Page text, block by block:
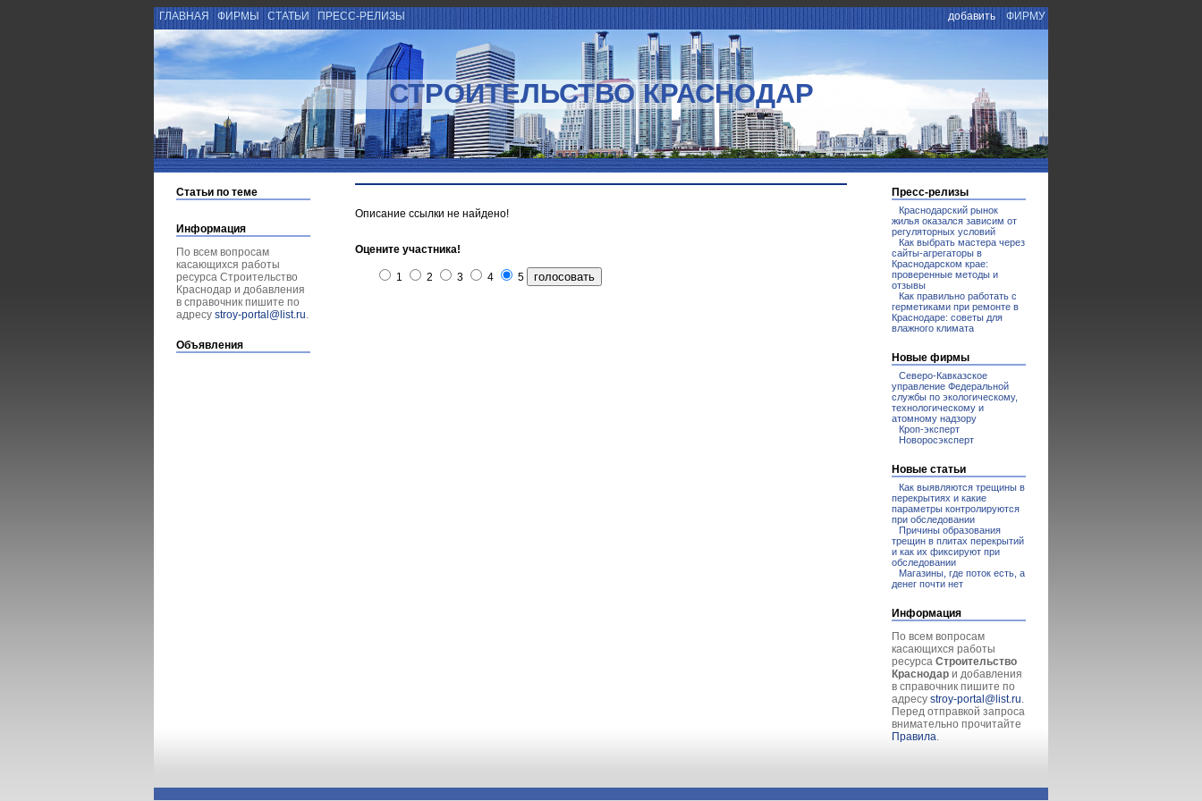
ГЛАВНАЯ ФИРМЫ СТАТЬИ ПРЕСС-РЕЛИЗЫ добавить ФИРМУ
СТРОИТЕЛЬСТВО КРАСНОДАР
Статьи по теме
Информация
По всем вопросам
касающихся работы
ресурса Строительство
Краснодар и добавления
в справочник пишите по
адресу stroy-portal@list.ru.
Объявления
Описание ссылки не найдено!
Оцените участника!
1 2 3 4 5
Пресс-релизы
Краснодарский рынок
жилья оказался зависим от
регуляторных условий
Как выбрать мастера через
сайты-агрегаторы в
Краснодарском крае:
проверенные методы и
отзывы
Как правильно работать с
герметиками при ремонте в
Краснодаре: советы для
влажного климата
Новые фирмы
Северо-Кавказское
управление Федеральной
службы по экологическому,
технологическому и
атомному надзору
Кроп-эксперт
Новоросэксперт
Новые статьи
Как выявляются трещины в
перекрытиях и какие
параметры контролируются
при обследовании
Причины образования
трещин в плитах перекрытий
и как их фиксируют при
обследовании
Магазины, где поток есть, а
денег почти нет
Информация
По всем вопросам
касающихся работы
ресурса Строительство
Краснодар и добавления
в справочник пишите по
адресу stroy-portal@list.ru.
Перед отправкой запроса
внимательно прочитайте
Правила.